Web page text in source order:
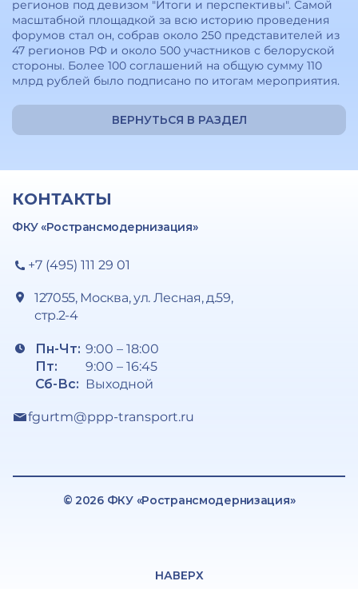
регионов под девизом "Итоги и перспективы". Самой
масштабной площадкой за всю историю проведения
форумов стал он, собрав около 250 представителей из
47 регионов РФ и около 500 участников с белоруской
стороны. Более 100 соглашений на общую сумму 110
млрд рублей было подписано по итогам мероприятия.
ВЕРНУТЬСЯ В РАЗДЕЛ
КОНТАКТЫ
ФКУ «Ространсмодернизация»
+7 (495) 111 29 01
127055, Москва, ул. Лесная, д.59,
стр.2-4
Пн-Чт:
Пт:
Сб-Вс:
9:00 – 18:00
9:00 – 16:45
Выходной
fgurtm@ppp-transport.ru
© 2026 ФКУ «Ространсмодернизация»
НАВЕРХ